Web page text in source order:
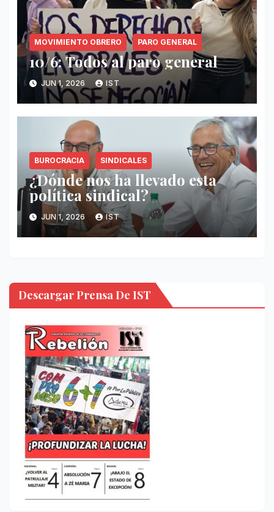
MOVIMIENTO OBRERO PARO GENERAL
10/6: Todos al paro general
JUN 1, 2026 IST
BUROCRACIA SINDICALES
¿Dónde nos ha llevado esta
política sindical?
JUN 1, 2026 IST
Descargar Prensa De IST